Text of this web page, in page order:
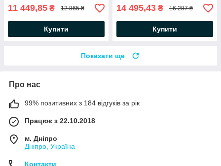
11 449,85 ₴ 12 865 ₴
Купити
14 495,43 ₴ 16 287 ₴
Купити
Показати ще
Про нас
99% позитивних з 184 відгуків за рік
Працює з 22.10.2018
м. Дніпро
Дніпро, Україна
Контакти